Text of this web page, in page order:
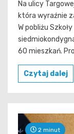
Na ulicy
która wyraźnie
W pobliżu
60 mieszkań.
Czytaj dalej
2 minut